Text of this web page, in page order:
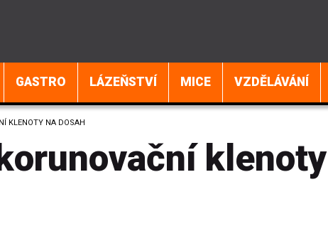
GASTRO LÁZEŇSTVÍ MICE VZDĚLÁVÁNÍ
KLENOTY NA DOSAH
klenoty